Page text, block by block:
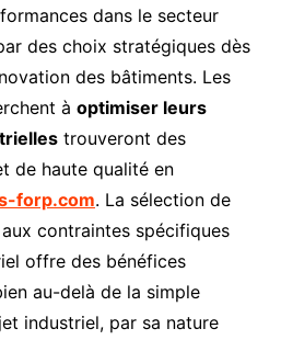
dans le secteur
des choix stratégiques dès
des bâtiments. Les
à optimiser leurs
trouveront des
de haute qualité en
forp.com. La sélection de
contraintes spécifiques
offre des bénéfices
au-delà de la simple
industriel, par sa nature